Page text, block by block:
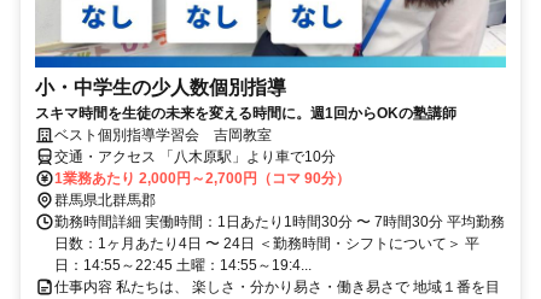
小・中学生の少人数個別指導
スキマ時間を生徒の未来を変える時間に。週1回からOKの塾講師
ベスト個別指導学習会 吉岡教室
交通・アクセス 「八木原駅」より車で10分
1業務あたり 2,000円～2,700円（コマ 90分）
群馬県北群馬郡
勤務時間詳細 実働時間：1日あたり1時間30分 〜 7時間30分 平均勤務
日数：1ヶ月あたり4日 〜 24日 ＜勤務時間・シフトについて＞ 平
日：14:55～22:45 土曜：14:55～19:4...
仕事内容 私たちは、 楽しさ・分かり易さ・働き易さで 地域１番を目